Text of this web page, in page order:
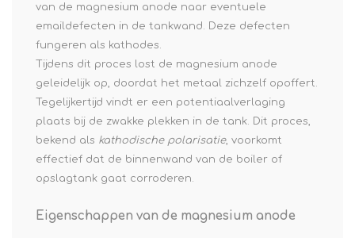
van de magnesium anode naar eventuele
emaildefecten in de tankwand. Deze defecten
fungeren als kathodes.
Tijdens dit proces lost de magnesium anode
geleidelijk op, doordat het metaal zichzelf opoffert.
Tegelijkertijd vindt er een potentiaalverlaging
plaats bij de zwakke plekken in de tank. Dit proces,
bekend als kathodische polarisatie, voorkomt
effectief dat de binnenwand van de boiler of
opslagtank gaat corroderen.
Eigenschappen van de magnesium anode